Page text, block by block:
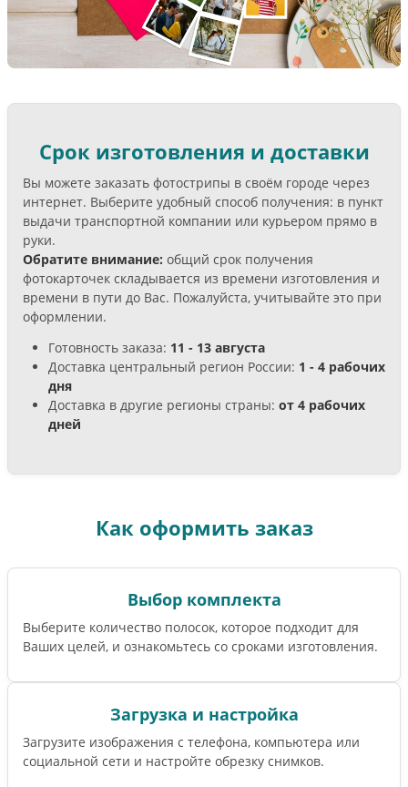
Срок изготовления и доставки
Вы можете заказать фотострипы в своём городе через
интернет. Выберите удобный способ получения: в пункт
выдачи транспортной компании или курьером прямо в
руки.
Обратите внимание: общий срок получения
фотокарточек складывается из времени изготовления и
времени в пути до Вас. Пожалуйста, учитывайте это при
оформлении.
Готовность заказа: 11 - 13 августа
Доставка центральный регион России: 1 - 4 рабочих
дня
Доставка в другие регионы страны: от 4 рабочих
дней
Как оформить заказ
Выбор комплекта
Выберите количество полосок, которое подходит для
Ваших целей, и ознакомьтесь со сроками изготовления.
Загрузка и настройка
Загрузите изображения с телефона, компьютера или
социальной сети и настройте обрезку снимков.